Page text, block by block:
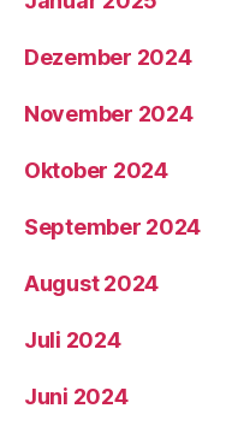
Dezember 2024
November 2024
Oktober 2024
September 2024
August 2024
Juli 2024
Juni 2024